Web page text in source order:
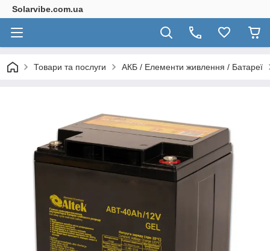
Solarvibe.com.ua
Товари та послуги АКБ / Елементи живлення / Батареї